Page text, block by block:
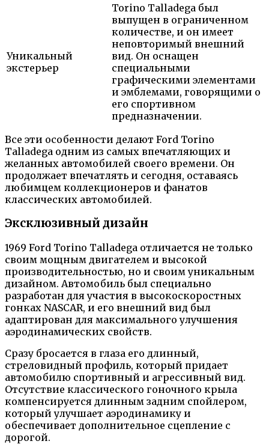
Уникальный
экстерьер
Torino Talladega был
выпущен в ограниченном
количестве, и он имеет
неповторимый внешний
вид. Он оснащен
специальными
графическими элементами
и эмблемами, говорящими о
его спортивном
предназначении.
Все эти особенности делают Ford Torino
Talladega одним из самых впечатляющих и
желанных автомобилей своего времени. Он
продолжает впечатлять и сегодня, оставаясь
любимцем коллекционеров и фанатов
классических автомобилей.
Эксклюзивный дизайн
1969 Ford Torino Talladega отличается не только
своим мощным двигателем и высокой
производительностью, но и своим уникальным
дизайном. Автомобиль был специально
разработан для участия в высокоскоростных
гонках NASCAR, и его внешний вид был
адаптирован для максимального улучшения
аэродинамических свойств.
Сразу бросается в глаза его длинный,
стреловидный профиль, который придает
автомобилю спортивный и агрессивный вид.
Отсутствие классического гоночного крыла
компенсируется длинным задним спойлером,
который улучшает аэродинамику и
обеспечивает дополнительное сцепление с
дорогой.